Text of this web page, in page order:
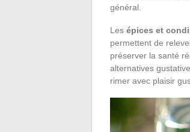
général.
Les épices et
permettent de
préserver la santé
alternatives
rimer avec plaisir